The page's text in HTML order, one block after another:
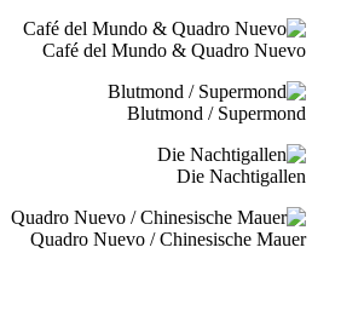
Café del Mundo & Quadro Nuevo
Blutmond / Supermond
Die Nachtigallen
Quadro Nuevo / Chinesische Mauer